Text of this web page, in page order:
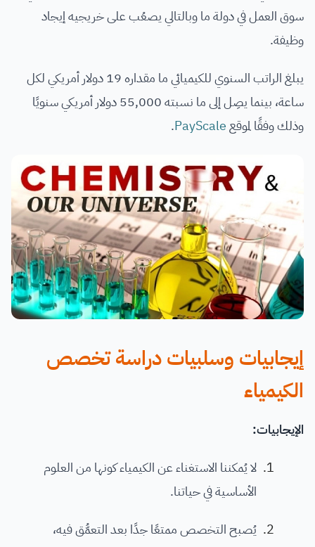
سوق العمل في دولة ما وبالتالي يصعُب على خريجيه إيجاد
وظيفة.
يبلغ الراتب السنوي للكيميائي ما مقداره 19 دولار أمريكي لكل
ساعة، بينما يصِل إلى ما نسبته 55,000 دولار أمريكي سنويًا
وذلك وفقًا لموقعPayScale
.
إيجابيات وسلبيات دراسة تخصص
الكيمياء
الإيجابيات:
لا يُمكننا الاستغناء عن الكيمياء كونها من العلوم
الأساسية في حياتنا.
يُصبح التخصص ممتعًا جدًا بعد التعمُّق فيه،